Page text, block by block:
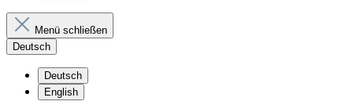
Menü schließen
Deutsch
Deutsch
English